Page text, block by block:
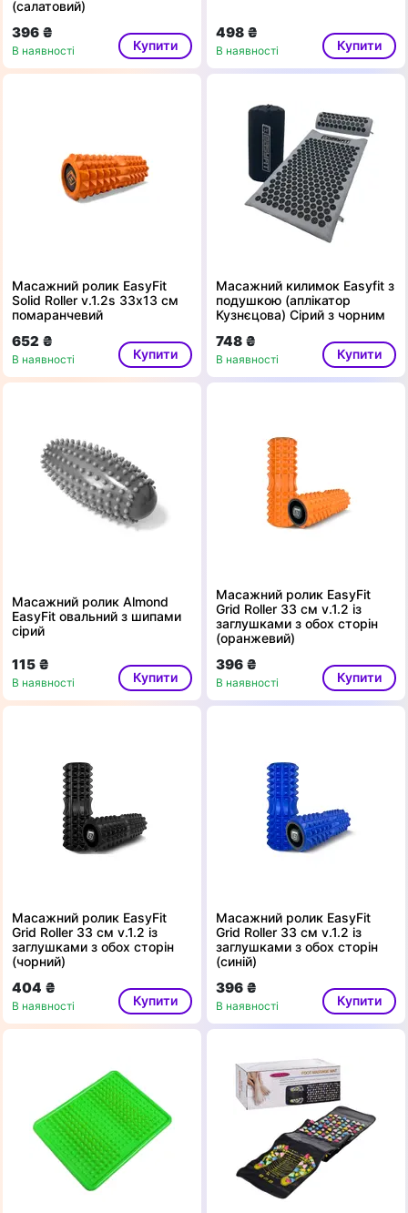
(салатовий)
396 ₴
В наявності Купити
498 ₴
В наявності Купити
Масажний ролик EasyFit
Solid Roller v.1.2s 33х13 см
помаранчевий
652 ₴
В наявності Купити
Масажний килимок Easyfit з
подушкою (аплікатор
Кузнєцова) Сірий з чорним
748 ₴
В наявності Купити
Масажний ролик Almond
EasyFit овальний з шипами
сірий
115 ₴
В наявності Купити
Масажний ролик EasyFit
Grid Roller 33 см v.1.2 із
заглушками з обох сторін
(оранжевий)
396 ₴
В наявності Купити
Масажний ролик EasyFit
Grid Roller 33 см v.1.2 із
заглушками з обох сторін
(чорний)
404 ₴
В наявності Купити
Масажний ролик EasyFit
Grid Roller 33 см v.1.2 із
заглушками з обох сторін
(синій)
396 ₴
В наявності Купити